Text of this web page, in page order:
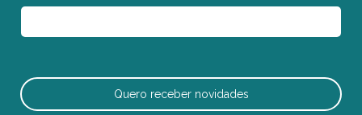
Quero receber novidades